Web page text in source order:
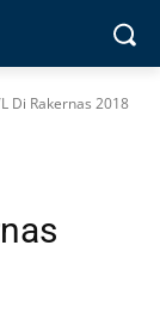
Di Rakernas 2018